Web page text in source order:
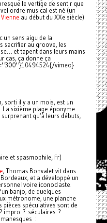
le vertige de sentir que
ordre musical est né (un
au début du XXe siècle)
un sens aigu de la
sacrifier au groove, les
et tapent dans leurs mains
cas, ça donne ça :
vimeo}
sorti il y a un mois, est un
. La sixième plage éponyme
qu’à leurs débuts,
et spasmophile, Fr)
, Thomas Bonvalet vit dans
et a développé un
voire iconoclaste.
banjo, de quelques
métronome, une planche
pièces spéculatives sont de
impro ? séculaires ?
: